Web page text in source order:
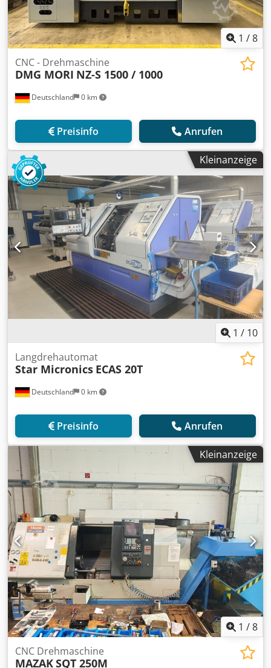
1 /8
Deutschland 0 km
CNC - Drehmaschine
DMG MORI NZ-S 1500 / 1000
Preisinfo Anrufen
Kleinanzeige
1 / 10
Deutschland 0 km
Langdrehautomat
Star Micronics ECAS 20T
Preisinfo Anrufen
Kleinanzeige
1 /8
CNC Drehmaschine
MAZAKSQT 250M